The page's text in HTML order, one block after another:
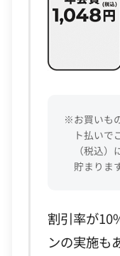
※お買いも
ト払いで
（税込
貯まりま
割引率が
ンの実施も